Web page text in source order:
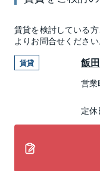
賃貸を検討している
よりお問合せください
賃貸 飯
営業
定休